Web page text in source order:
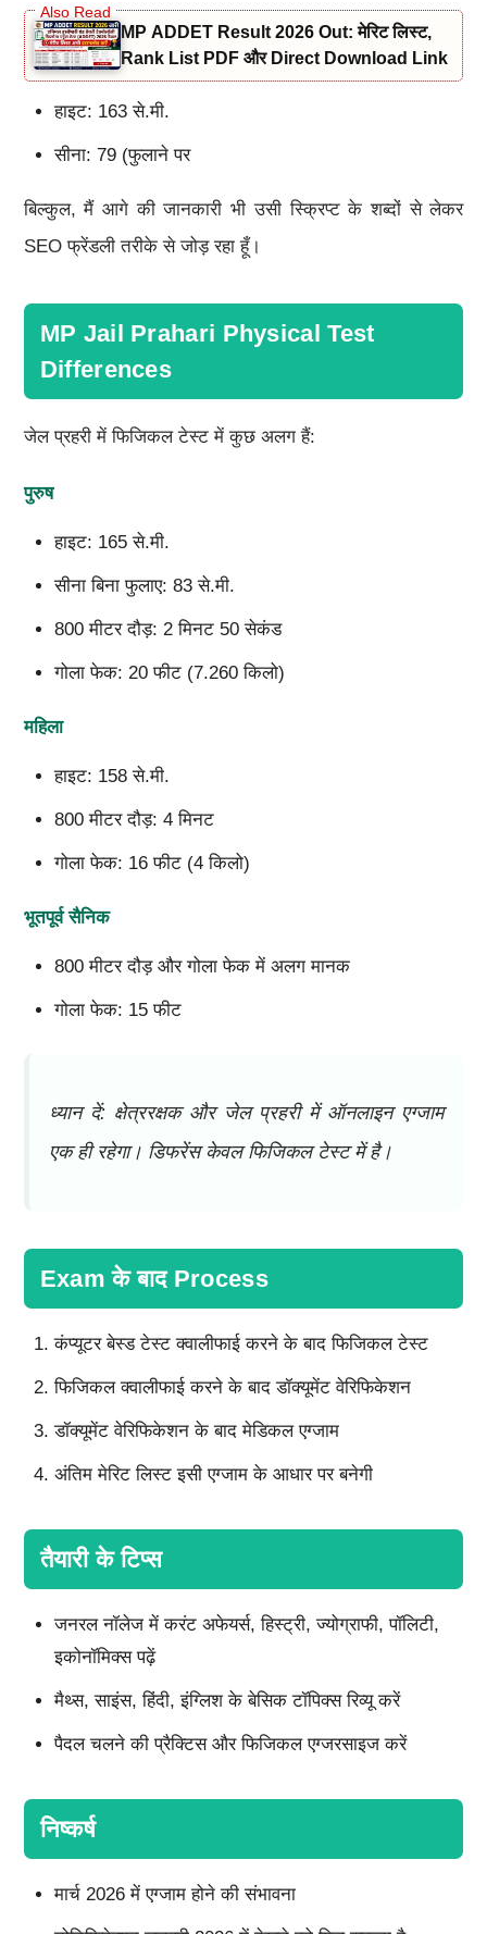
MP ADDET Result 2026 Out: मेरिट लिस्ट,
Rank List PDF और Direct Download Link
हाइट: 163 से.मी.
सीना: 79 (फुलाने पर
बिल्कुल, मैं आगे की जानकारी भी उसी स्क्रिप्ट के शब्दों से लेकर
SEO फ्रेंडली तरीके से जोड़ रहा हूँ।
MP Jail Prahari Physical Test
Differences
जेल प्रहरी में फिजिकल टेस्ट में कुछ अलग हैं:
पुरुष
हाइट: 165 से.मी.
सीना बिना फुलाए: 83 से.मी.
800 मीटर दौड़: 2 मिनट 50 सेकंड
गोला फेक: 20 फीट (7.260 किलो)
महिला
हाइट: 158 से.मी.
800 मीटर दौड़: 4 मिनट
गोला फेक: 16 फीट (4 किलो)
भूतपूर्व सैनिक
800 मीटर दौड़ और गोला फेक में अलग मानक
गोला फेक: 15 फीट
ध्यान दें: क्षेत्ररक्षक और जेल प्रहरी में ऑनलाइन एग्जाम
एक ही रहेगा। डिफरेंस केवल फिजिकल टेस्ट में है।
Exam के बाद Process
कंप्यूटर बेस्ड टेस्ट क्वालीफाई करने के बाद फिजिकल टेस्ट
फिजिकल क्वालीफाई करने के बाद डॉक्यूमेंट वेरिफिकेशन
डॉक्यूमेंट वेरिफिकेशन के बाद मेडिकल एग्जाम
अंतिम मेरिट लिस्ट इसी एग्जाम के आधार पर बनेगी
तैयारी के टिप्स
जनरल नॉलेज में करंट अफेयर्स, हिस्ट्री, ज्योग्राफी, पॉलिटी,
इकोनॉमिक्स पढ़ें
मैथ्स, साइंस, हिंदी, इंग्लिश के बेसिक टॉपिक्स रिव्यू करें
पैदल चलने की प्रैक्टिस और फिजिकल एग्जरसाइज करें
निष्कर्ष
मार्च 2026 में एग्जाम होने की संभावना